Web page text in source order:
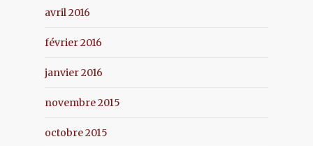
avril 2016
février 2016
janvier 2016
novembre 2015
octobre 2015